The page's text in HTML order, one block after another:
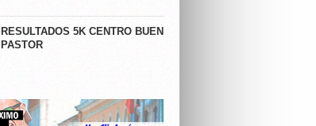
RESULTADOS 5K CENTRO BUEN
PASTOR